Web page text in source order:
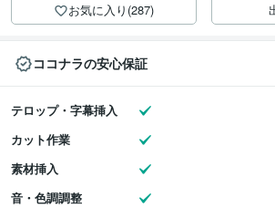
お気に入り(287)
ココナラの安心保証
テロップ・字幕挿入
カット作業
素材挿入
音・色調調整